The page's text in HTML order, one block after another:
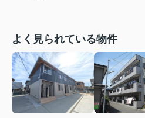
よく見られている物件